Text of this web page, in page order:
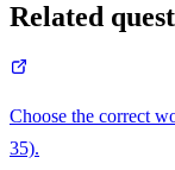
Related
Choose the correct
35).